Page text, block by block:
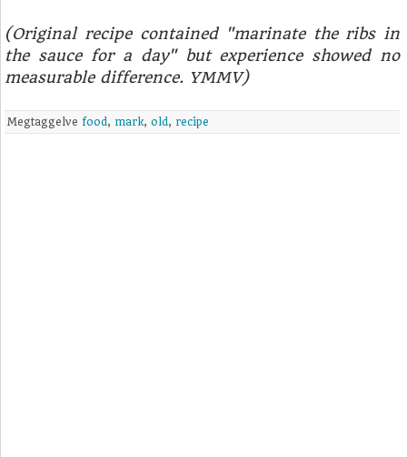
(Original recipe contained "marinate the ribs in
the sauce for a day" but experience showed no
measurable difference. YMMV)
Megtaggelve food, mark,old, recipe